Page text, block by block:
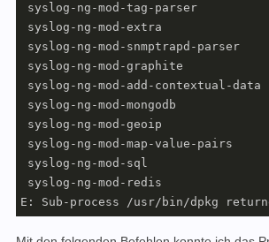
syslog-ng-mod-tag-parser
syslog-ng-mod-extra
syslog-ng-mod-snmptrapd-parser
syslog-ng-mod-graphite
syslog-ng-mod-add-contextual-data
syslog-ng-mod-mongodb
syslog-ng-mod-geoip
syslog-ng-mod-map-value-pairs
syslog-ng-mod-sql
syslog-ng-mod-redis